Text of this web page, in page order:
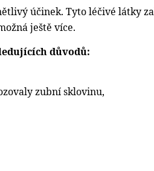
účinek. Tyto léčivé látky
ještě více.
důvodů:
zubní sklovinu,